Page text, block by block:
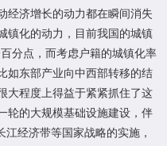
经济增长的动力都在瞬间消失
镇化的动力，目前我国的城镇
分点，而考虑户籍的城镇化率
如东部产业向中西部转移的结
大程度上得益于紧紧抓住了这
轮的大规模基础设施建设，伴
江经济带等国家战略的实施，